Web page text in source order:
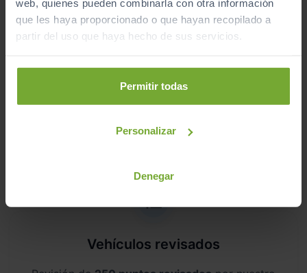
web, quienes pueden combinarla con otra información
que les haya proporcionado o que hayan recopilado a
partir del uso que haya hecho de sus servicios.
Permitir todas
Personalizar
Denegar
Te lo entregamos en tu casa, en cualquier
punto de la península. Consulta a nuestros
¿Por qué comprar en Sibuscascoche?
Vehículos revisados